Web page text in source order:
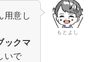
もとよし
用意し
ックマ
いで